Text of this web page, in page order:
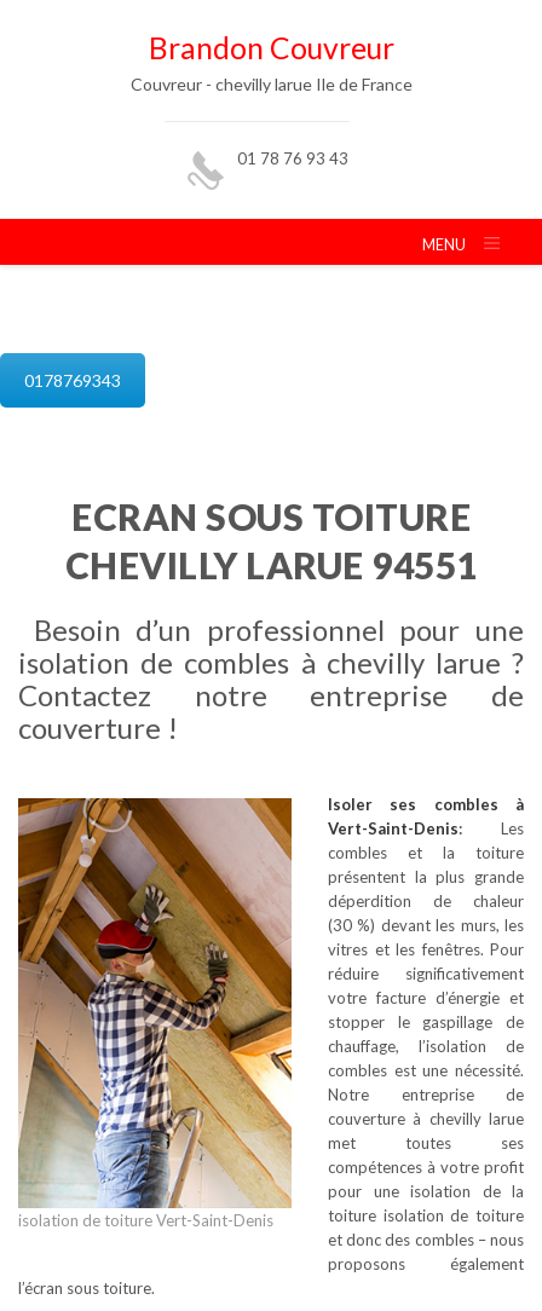
Brandon Couvreur
Couvreur - chevilly larue Ile de France
01 78 76 93 43
MENU
0178769343
ECRAN SOUS TOITURE
CHEVILLY LARUE 94551
Besoin d’un professionnel pour une
isolation de combles à chevilly larue ?
Contactez notre entreprise de
couverture !
isolation de toiture Vert-Saint-Denis
Isoler ses combles à
Vert-Saint-Denis: Les
combles et la toiture
présentent la plus grande
déperdition de chaleur
(30 %) devant les murs, les
vitres et les fenêtres. Pour
réduire significativement
votre facture d’énergie et
stopper le gaspillage de
chauffage, l’isolation de
combles est une nécessité.
Notre entreprise de
couverture à chevilly larue
met toutes ses
compétences à votre profit
pour une isolation de la
toiture isolation de toiture
et donc des combles – nous
proposons également
l’écran sous toiture.